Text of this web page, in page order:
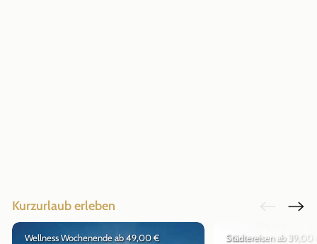
Kurzurlaub erleben
Wellness Wochenende ab 49,00 € Städtereisen ab 39,00